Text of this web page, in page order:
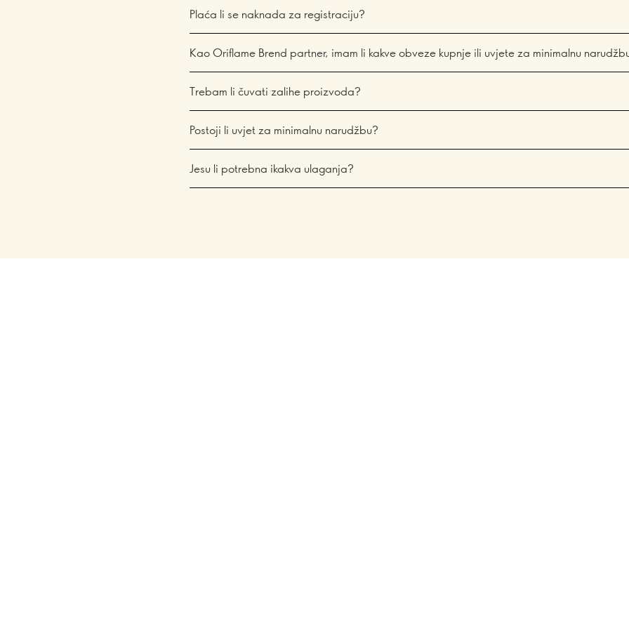
Plaća li se naknada za registraciju?
Kao Oriflame Brend partner, imam li kakve obveze kupnje ili uvjete za minimalnu
Trebam li čuvati zalihe proizvoda?
Postoji li uvjet za minimalnu narudžbu?
Jesu li potrebna ikakva ulaganja?